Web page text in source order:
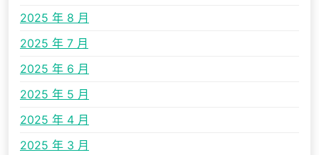
2025 年 8 月
2025 年 7 月
2025 年 6 月
2025 年 5 月
2025 年 4 月
2025 年 3 月